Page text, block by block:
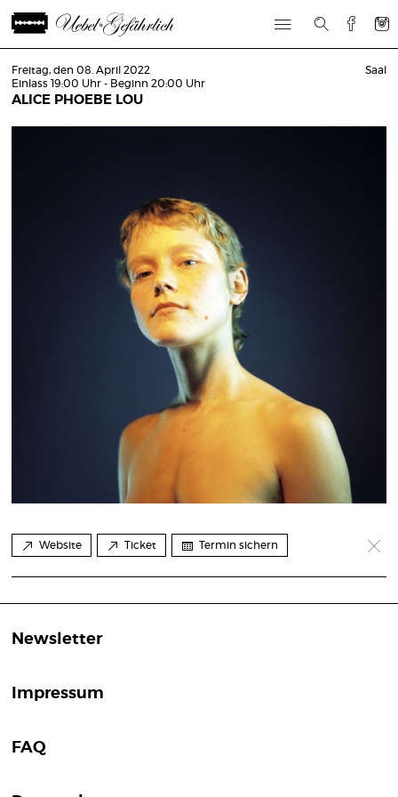
Freitag, den 08. April 2022
Einlass 19:00 Uhr - Beginn 20:00 Uhr
ALICE PHOEBE LOU
Saal
Website Ticket Termin sichern
Newsletter
Impressum
FAQ